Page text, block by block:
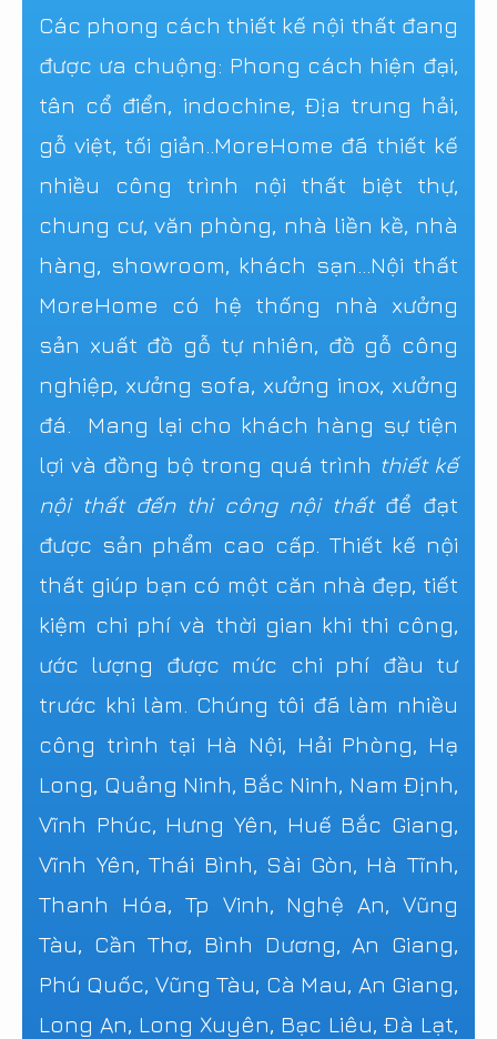
Các phong cách thiết kế nội thất đang
được ưa chuộng: Phong cách hiện đại,
tân cổ điển, indochine, Địa trung hải,
gỗ việt, tối giản..MoreHome đã thiết kế
nhiều công trình nội thất biệt thự,
chung cư, văn phòng, nhà liền kề, nhà
hàng, showroom, khách sạn...Nội thất
MoreHome có hệ thống nhà xưởng
sản xuất đồ gỗ tự nhiên, đồ gỗ công
nghiệp, xưởng sofa, xưởng inox, xưởng
đá. Mang lại cho khách hàng sự tiện
lợi và đồng bộ trong quá trình thiết kế
nội thất đến thi công nội thấtđể đạt
được sản phẩm cao cấp. Thiết kế nội
thất giúp bạn có một căn nhà đẹp, tiết
kiệm chi phí và thời gian khi thi công,
ước lượng được mức chi phí đầu tư
trước khi làm. Chúng tôi đã làm nhiều
công trình tại Hà Nội, Hải Phòng, Hạ
Long, Quảng Ninh, Bắc Ninh, Nam Định,
Vĩnh Phúc, Hưng Yên, Huế Bắc Giang,
Vĩnh Yên, Thái Bình, Sài Gòn, Hà Tĩnh,
Thanh Hóa, Tp Vinh, Nghệ An, Vũng
Tàu, Cần Thơ, Bình Dương, An Giang,
Phú Quốc, Vũng Tàu, Cà Mau, An Giang,
Long An, Long Xuyên, Bạc Liêu, Đà Lạt,